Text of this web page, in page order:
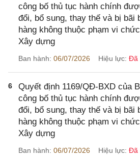
công bố thủ tục hành chính
đổi, bổ sung, thay thế và bị bãi
hàng không thuộc phạm vi
Xây dựng
Ban hành: 06/07/2026 Hiệu lực: Đã
6
Quyết định 1169/QĐ-BXD của
công bố thủ tục hành chính
đổi, bổ sung, thay thế và bị bãi
hàng không thuộc phạm vi
Xây dựng
Ban hành: 06/07/2026 Hiệu lực: Đã